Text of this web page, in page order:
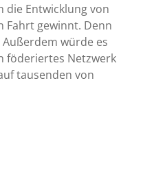
die Entwicklung von
Fahrt gewinnt. Denn
würde es
föderiertes Netzwerk
tausenden von